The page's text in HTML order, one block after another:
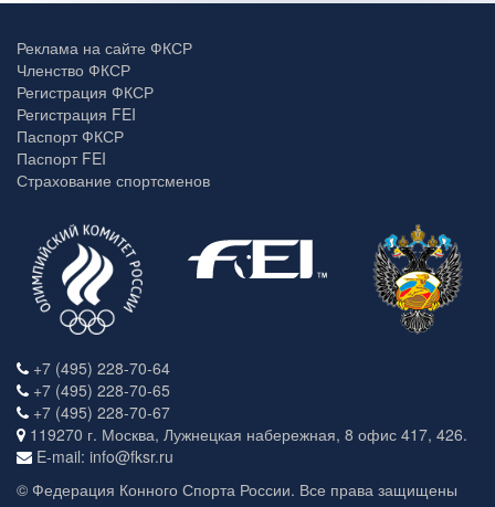
Реклама на сайте ФКСР
Членство ФКСР
Регистрация ФКСР
Регистрация FEI
Паспорт ФКСР
Паспорт FEI
Страхование спортсменов
+7 (495) 228-70-64
+7 (495) 228-70-65
+7 (495) 228-70-67
119270 г. Москва, Лужнецкая набережная, 8 офис 417, 426.
E-mail: info@fksr.ru
© Федерация Конного Спорта России. Все права защищены